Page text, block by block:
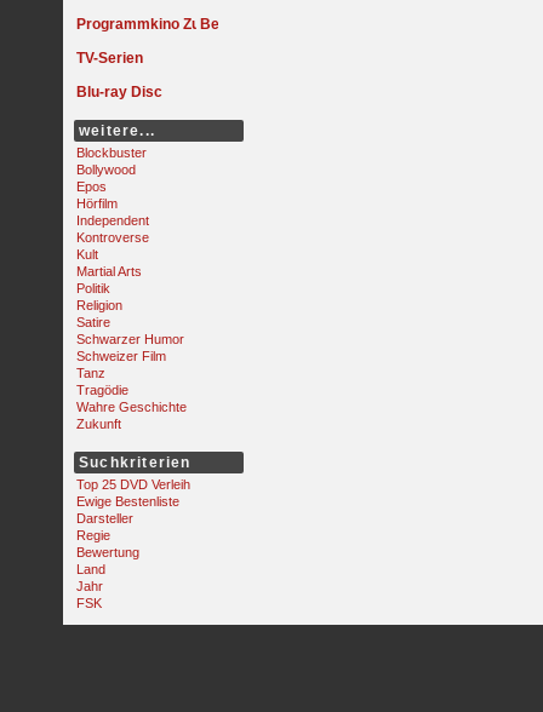
Programmkino
TV-Serien
Blu-ray Disc
weitere...
Blockbuster
Bollywood
Epos
Hörfilm
Independent
Kontroverse
Kult
Martial Arts
Politik
Religion
Satire
Schwarzer Humor
Schweizer Film
Tanz
Tragödie
Wahre Geschichte
Zukunft
Suchkriterien
Top 25 DVD Verleih
Ewige Bestenliste
Darsteller
Regie
Bewertung
Land
Jahr
FSK